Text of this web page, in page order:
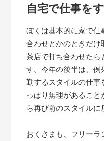
自宅で仕事を
ぼくは基本的に家で仕
合わせとかのときだけ
茶店で打ち合わせたら
す。今年の後半は、例
勤するスタイルの仕事
っぱり無理があるこ
ら再び前のスタイルに
おくさまも、フリーラ